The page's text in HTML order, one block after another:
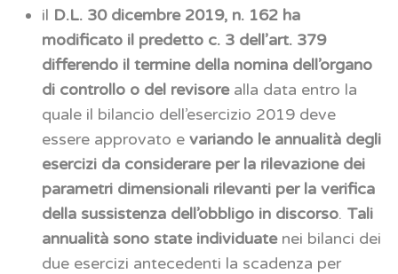
il D.L. 30 dicembre 2019, n. 162 ha
modificato il predetto c. 3 dell’art. 379
differendo il termine della nomina dell’organo
di controllo o del revisorealla data entro la
quale il bilancio dell’esercizio 2019 deve
essere approvato e variando le annualità degli
esercizi da considerare per la rilevazione dei
parametri dimensionali rilevanti per la verifica
della sussistenza dell’obbligo in discorso. Tali
annualità sono state individuatenei bilanci dei
due esercizi antecedenti la scadenza per